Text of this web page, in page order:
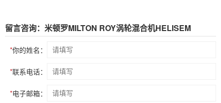
留言咨询：米顿罗MILTON ROY涡轮混合机HELISEM
*你的姓名：
*联系电话：
*电子邮箱：